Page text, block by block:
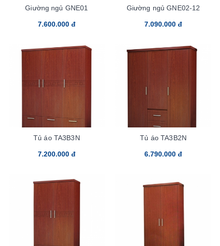
Giường ngủ GNE01
7.600.000 đ
Giường ngủ GNE02-12
7.090.000 đ
Tủ áo TA3B3N
7.200.000 đ
Tủ áo TA3B2N
6.790.000 đ